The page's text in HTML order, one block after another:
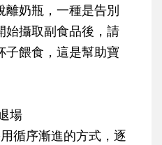
離奶瓶，一種是告別
始攝取副食品後，請
子餵食，這是幫助寶
場
循序漸進的方式，逐